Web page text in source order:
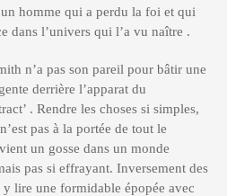
homme qui a perdu la foi et qui
dans l’univers qui l’a vu naître .
n’a pas son pareil pour bâtir une
derrière l’apparat du
. Rendre les choses si simples,
pas à la portée de tout le
un gosse dans un monde
pas si effrayant. Inversement des
lire une formidable épopée avec